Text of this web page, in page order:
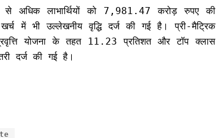
अधिक लाभार्थियों को 7,981.47 करोड़ रुपए की
में भी उल्लेखनीय वृद्धि दर्ज की गई है। प्री-मैट्रिक
योजना के तहत 11.23 प्रतिशत और टॉप क्लास
दर्ज की गई है।